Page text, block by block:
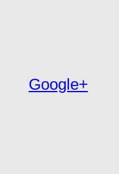
Google+